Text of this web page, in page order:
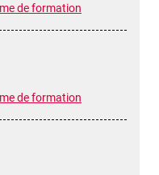
de formation
de formation